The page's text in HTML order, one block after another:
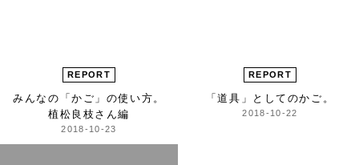
REPORT
みんなの「かご」の使い方。
植松良枝さん編
2018-10-23
REPORT
「道具」としてのかご。
2018-10-22